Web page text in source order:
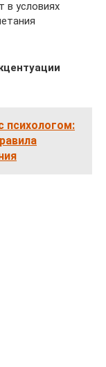
в условиях
психологом: